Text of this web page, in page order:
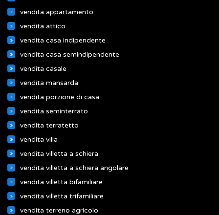
vendita appartamento
vendita attico
vendita casa indipendente
vendita casa semindipendente
vendita casale
vendita mansarda
vendita porzione di casa
vendita seminterrato
vendita terratetto
vendita villa
vendita villetta a schiera
vendita villetta a schiera angolare
vendita villetta bifamiliare
vendita villetta trifamiliare
vendita terreno agricolo